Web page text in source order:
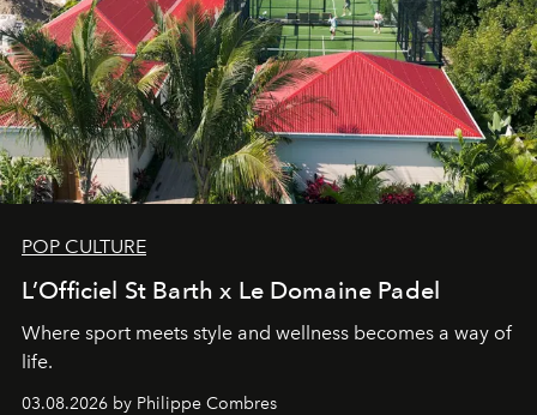
POP CULTURE
L’Officiel St Barth x Le Domaine Padel
Where sport meets style and wellness becomes a way of
life.
03.08.2026 by Philippe Combres